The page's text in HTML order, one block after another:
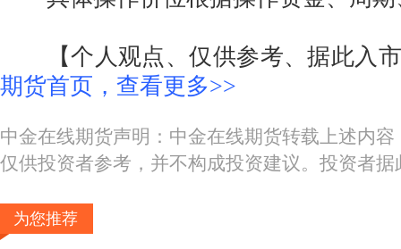
【个人观点、仅供参考、据此入市
期货首页，查看更多>>
中金在线期货声明：中金在线期货转载上述内
仅供投资者参考，并不构成投资建议。投资者
为您推荐